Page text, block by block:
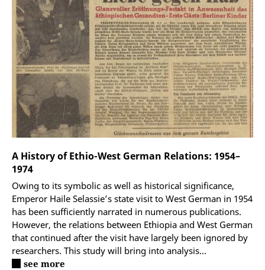
A History of Ethio-West German Relations: 1954–
1974
Owing to its symbolic as well as historical significance,
Emperor Haile Selassie’s state visit to West German in 1954
has been sufficiently narrated in numerous publications.
However, the relations between Ethiopia and West German
that continued after the visit have largely been ignored by
researchers. This study will bring into analysis…
see more